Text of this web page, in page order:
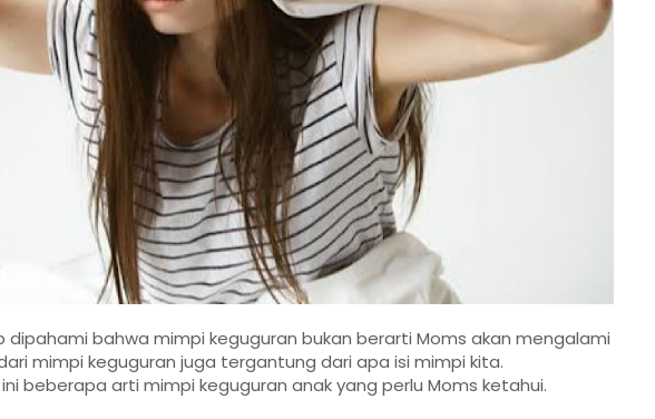
dipahami bahwa mimpi keguguran bukan berarti Moms akan mengalami
mimpi keguguran juga tergantung dari apa isi mimpi kita.
beberapa arti mimpi keguguran anak yang perlu Moms ketahui.